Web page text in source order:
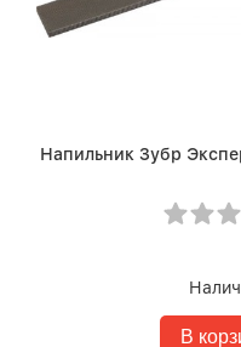
Напильник Зубр
В